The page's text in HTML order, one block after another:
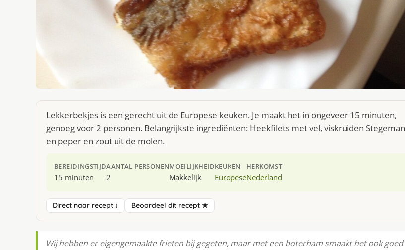
Lekkerbekjes is een gerecht uit de Europese keuken. Je maakt het in ongeveer 15 minuten,
genoeg voor 2 personen. Belangrijkste ingrediënten: Heekfilets met vel, viskruiden Stegeman
en peper en zout uit de molen.
BEREIDINGSTIJD
15 minuten
AANTAL PERSONEN
2
MOEILIJKHEID
Makkelijk
KEUKEN
Europese
HERKOMST
Nederland
Direct naar recept ↓ Beoordeel dit recept ★
Wij hebben er eigengemaakte frieten bij gegeten, maar met een boterham smaakt het ook goed